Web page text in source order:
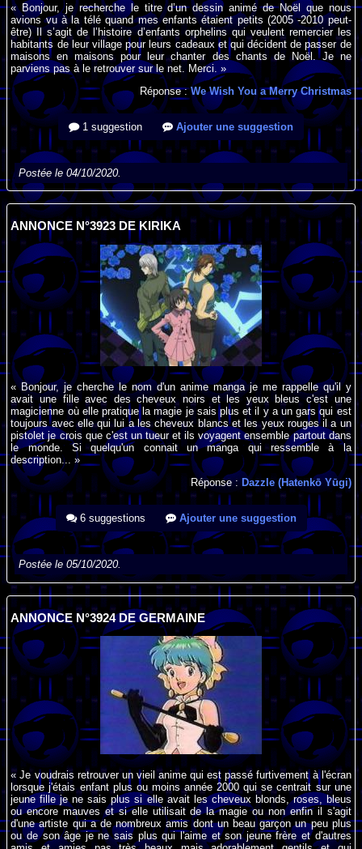
« Bonjour, je recherche le titre d’un dessin animé de Noël que nous
avions vu à la télé quand mes enfants étaient petits (2005 -2010 peut-
être) Il s’agit de l’histoire d’enfants orphelins qui veulent remercier les
habitants de leur village pour leurs cadeaux et qui décident de passer de
maisons en maisons pour leur chanter des chants de Noël. Je ne
parviens pas à le retrouver sur le net. Merci. »
Réponse :We Wish You a Merry Christmas
1 suggestion Ajouter une suggestion
Postée le 04/10/2020.
ANNONCE N°3923 DE KIRIKA
« Bonjour, je cherche le nom d'un anime manga je me rappelle qu'il y
avait une fille avec des cheveux noirs et les yeux bleus c'est une
magicienne où elle pratique la magie je sais plus et il y a un gars qui est
toujours avec elle qui lui a les cheveux blancs et les yeux rouges il a un
pistolet je crois que c'est un tueur et ils voyagent ensemble partout dans
le monde. Si quelqu'un connait un manga qui ressemble à la
description... »
Réponse : Dazzle (Hatenkō Yūgi)
6 suggestions Ajouter une suggestion
Postée le 05/10/2020.
ANNONCE N°3924 DE GERMAINE
« Je voudrais retrouver un vieil anime qui est passé furtivement à l'écran
lorsque j'étais enfant plus ou moins année 2000 qui se centrait sur une
jeune fille je ne sais plus si elle avait les cheveux blonds, roses, bleus
ou encore mauves et si elle utilisait de la magie ou non enfin il s'agit
d'une artiste qui a de nombreux amis dont un beau garçon un peu plus
ou de son âge je ne sais plus qui l'aime et son jeune frère et d'autres